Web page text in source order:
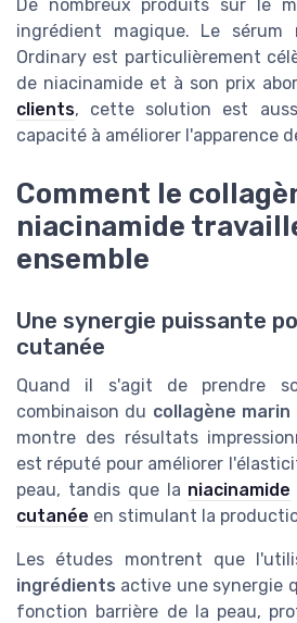
De nombreux produits sur le
ingrédient magique. Le sérum
Ordinary est particulièrement
de niacinamide et à son prix
clients, cette solution est
capacité à améliorer l'apparence
Comment le
niacinamide
ensemble
Une synergie puissante
cutanée
Quand il s'agit de prendre
combinaison du collagène marin
montre des résultats
est réputé pour améliorer
peau, tandis que la niacinamide
cutanée en stimulant la
Les études montrent que
ingrédients active une synergie
fonction barrière de la peau,